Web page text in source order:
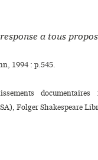
a tous propos
1994 : p.545.
Folger Shakespeare